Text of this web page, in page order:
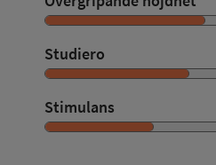
Studiero
Stimulans